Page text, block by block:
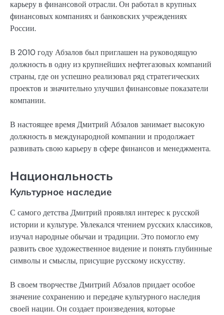
карьеру в финансовой отрасли. Он работал в крупных
финансовых компаниях и банковских учреждениях
России.
В 2010 году Абзалов был приглашен на руководящую
должность в одну из крупнейших нефтегазовых компаний
страны, где он успешно реализовал ряд стратегических
проектов и значительно улучшил финансовые показатели
компании.
В настоящее время Дмитрий Абзалов занимает высокую
должность в международной компании и продолжает
развивать свою карьеру в сфере финансов и менеджмента.
Национальность
Культурное наследие
С самого детства Дмитрий проявлял интерес к русской
истории и культуре. Увлекался чтением русских классиков,
изучал народные обычаи и традиции. Это помогло ему
развить свое художественное видение и понять глубинные
символы и смыслы, присущие русскому искусству.
В своем творчестве Дмитрий Абзалов придает особое
значение сохранению и передаче культурного наследия
своей нации. Он создает произведения, которые